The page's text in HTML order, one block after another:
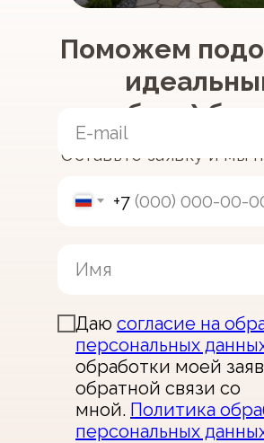
Поможем
Оставьте заявку и мы
+7
Даю согласие на
персональных
обработки моей
обратной связи со
мной. Политика
персональных